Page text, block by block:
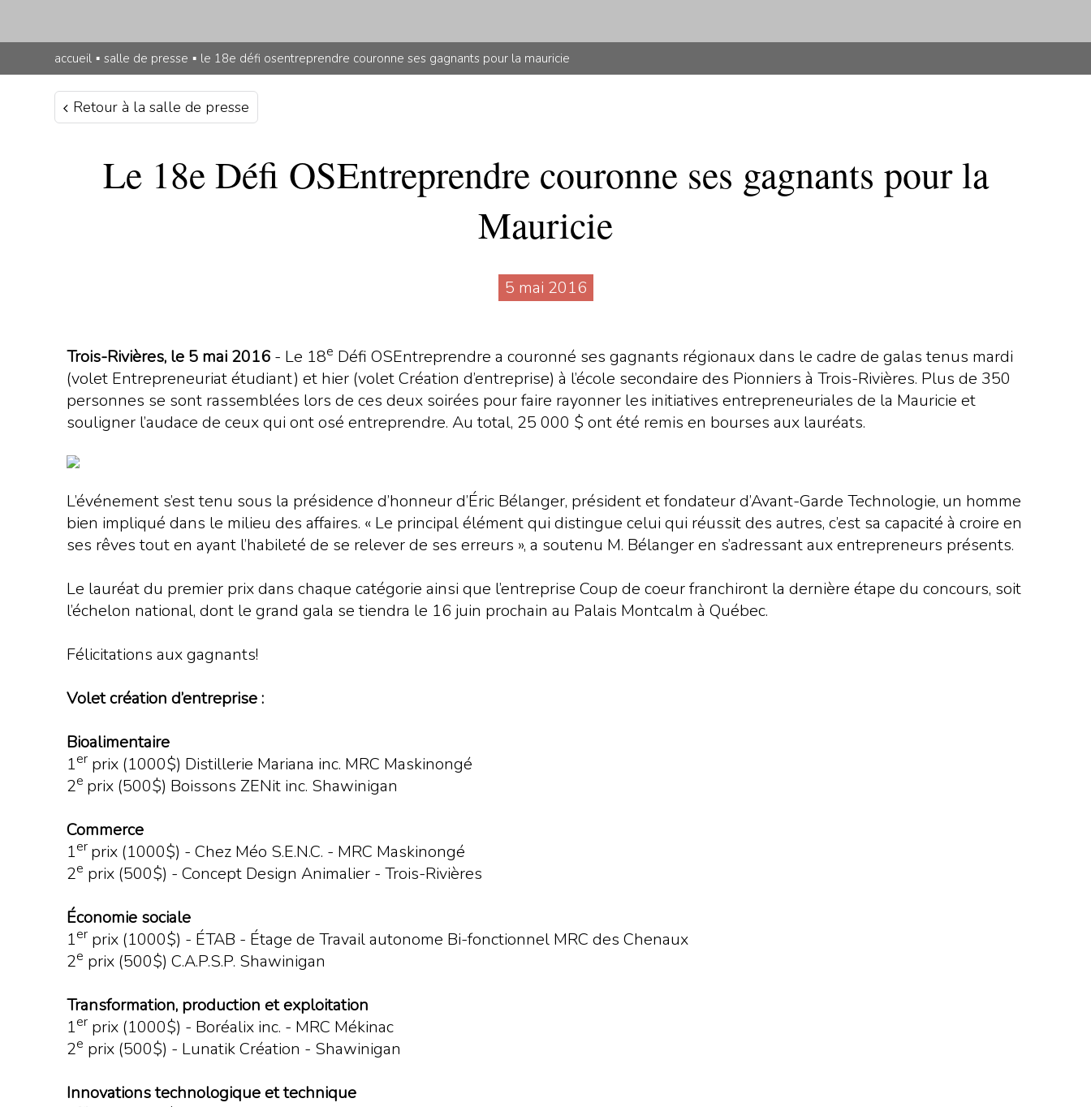
accueil ▪ salle de presse ▪ le 18e défi osentreprendre couronne ses gagnants pour la mauricie
Retour à la salle de presse
Le 18e Défi OSEntreprendre couronne ses gagnants pour la
Mauricie
5 mai 2016
Trois-Rivières, le 5 mai 2016 - Le 18e Défi OSEntreprendre a couronné ses gagnants régionaux dans le cadre de galas tenus mardi
(volet Entrepreneuriat étudiant) et hier (volet Création d’entreprise) à l’école secondaire des Pionniers à Trois-Rivières. Plus de 350
personnes se sont rassemblées lors de ces deux soirées pour faire rayonner les initiatives entrepreneuriales de la Mauricie et
souligner l’audace de ceux qui ont osé entreprendre. Au total, 25 000 $ ont été remis en bourses aux lauréats.
L’événement s’est tenu sous la présidence d’honneur d’Éric Bélanger, président et fondateur d’Avant-Garde Technologie, un homme
bien impliqué dans le milieu des affaires. « Le principal élément qui distingue celui qui réussit des autres, c’est sa capacité à croire en
ses rêves tout en ayant l’habileté de se relever de ses erreurs », a soutenu M. Bélanger en s’adressant aux entrepreneurs présents.
Le lauréat du premier prix dans chaque catégorie ainsi que l’entreprise Coup de coeur franchiront la dernière étape du concours, soit
l’échelon national, dont le grand gala se tiendra le 16 juin prochain au Palais Montcalm à Québec.
Félicitations aux gagnants!
Volet création d’entreprise :
Bioalimentaire
1er prix (1000$) Distillerie Mariana inc. MRC Maskinongé
2e prix (500$) Boissons ZENit inc. Shawinigan
Commerce
1er prix (1000$) - Chez Méo S.E.N.C. - MRC Maskinongé
2e prix (500$) - Concept Design Animalier - Trois-Rivières
Économie sociale
1er prix (1000$) - ÉTAB - Étage de Travail autonome Bi-fonctionnel MRC des Chenaux
2e prix (500$) C.A.P.S.P. Shawinigan
Transformation, production et exploitation
1er prix (1000$) - Boréalix inc. - MRC Mékinac
2e prix (500$) - Lunatik Création - Shawinigan
Innovations technologique et technique